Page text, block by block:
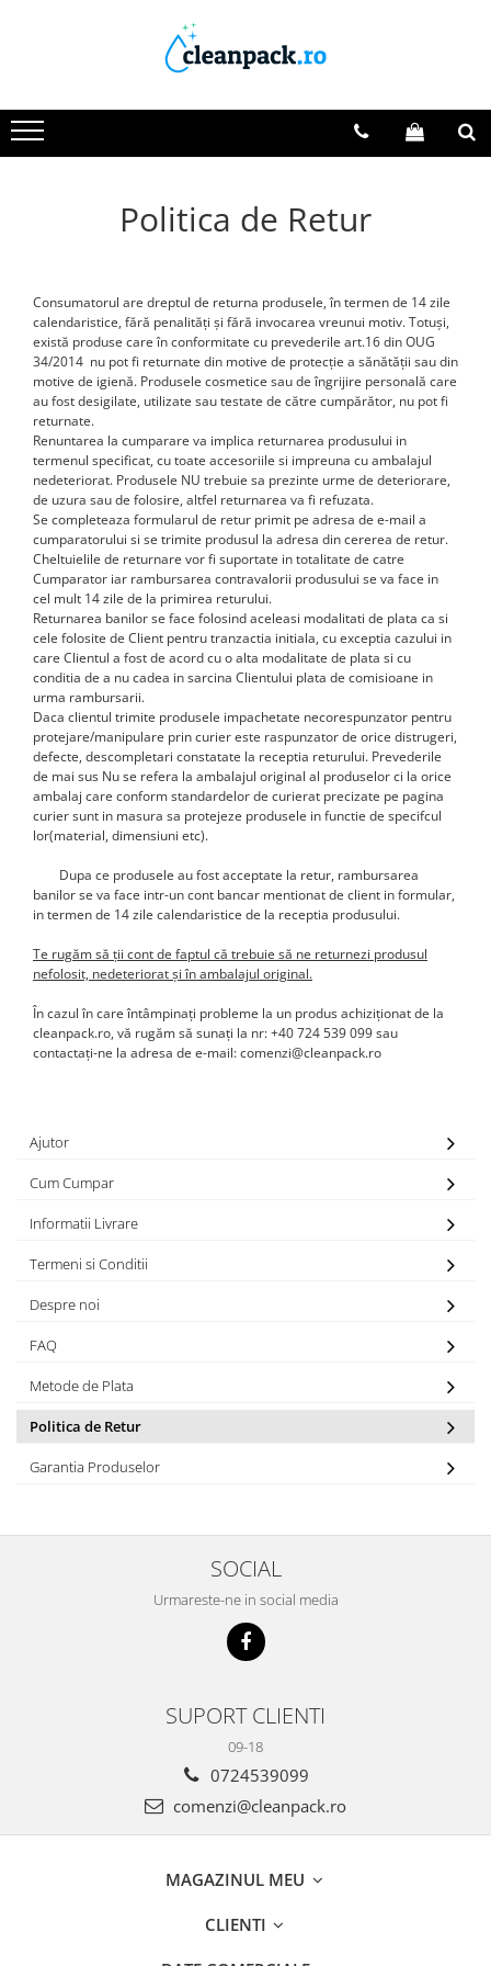
Produse Curățenie & Întreținere
Maști de protecție
Soluții de curățare
Detergenți vase
Pardoseli
Suprafețe
Consumabile
Maturi si farase
Cosuri si pubele de gunoi
Echipamente de unică folosință
Hârtie
Lavete și bureți
Lumanari
Mopuri
Mănuși
Odorizante cameră/auto
Odorizante toaletă
Pahare și accesorii
Saci menajeri
Detergenți și balsam de rufe
Dispensere/dozatoare
Produse Îngrijire Personală
Îngrijire corp
Săpunuri
Scutece & șervețele adulți
Șampon & Balsam
Îngrijire Ten
Cosmetice pentru Buze
Servețele și dischete demachiante
Igienă dentară
Articole pentru copii
Plasturi
Servețele umede
Birotică & Papetărie
Accesorii pentru birou
Agrafe și clipsuri
Calculator birou
Capsatoare & decapsatoare
Lipici
Post-It
Ambalaje cadouri
Baterii și Acumulatori
Hârtie copiator
Instrumente de scris
Organizare și Arhivare
Plicuri
Tipizate
Tuș & more
Cafea
Boabe
Dulciuri
Sare de masă
Zahăr și îndulcitori
Produse de unica folosinta
Folii, hârtie de copt și pungi
alimentare
Paie si paletinePolitica de Retur
Consumatorul are dreptul de returna produsele, în termen de 14 zile
calendaristice, fără penalități și fără invocarea vreunui motiv. Totuși,
există produse care în conformitate cu prevederile art.16 din OUG
34/2014 nu pot fi returnate din motive de protecție a sănătății sau din
motive de igienă. Produsele cosmetice sau de îngrijire personală care
au fost desigilate, utilizate sau testate de către cumpărător, nu pot fi
returnate.
Renuntarea la cumparare va implica returnarea produsului in
termenul specificat, cu toate accesoriile si impreuna cu ambalajul
nedeteriorat. Produsele NU trebuie sa prezinte urme de deteriorare,
de uzura sau de folosire, altfel returnarea va fi refuzata.
Se completeaza formularul de retur primit pe adresa de e-mail a
cumparatorului si se trimite produsul la adresa din cererea de retur.
Cheltuielile de returnare vor fi suportate in totalitate de catre
Cumparator iar rambursarea contravalorii produsului se va face in
cel mult 14 zile de la primirea returului.
Returnarea banilor se face folosind aceleasi modalitati de plata ca si
cele folosite de Client pentru tranzactia initiala, cu exceptia cazului in
care Clientul a fost de acord cu o alta modalitate de plata si cu
conditia de a nu cadea in sarcina Clientului plata de comisioane in
urma rambursarii.
Daca clientul trimite produsele impachetate necorespunzator pentru
protejare/manipulare prin curier este raspunzator de orice distrugeri,
defecte, descompletari constatate la receptia returului. Prevederile
de mai sus Nu se refera la ambalajul original al produselor ci la orice
ambalaj care conform standardelor de curierat precizate pe pagina
curier sunt in masura sa protejeze produsele in functie de specifcul
lor(material, dimensiuni etc).
Dupa ce produsele au fost acceptate la retur, rambursarea
banilor se va face intr-un cont bancar mentionat de client in formular,
in termen de 14 zile calendaristice de la receptia produsului.
Te rugăm să ții cont de faptul că trebuie să ne returnezi produsul
nefolosit, nedeteriorat și în ambalajul original.
În cazul în care întâmpinați probleme la un produs achiziționat de la
cleanpack.ro, vă rugăm să sunați la nr: +40 724 539 099 sau
contactați-ne la adresa de e-mail: comenzi@cleanpack.ro
Ajutor
Cum Cumpar
Informatii Livrare
Termeni si Conditii
Despre noi
FAQ
Metode de Plata
Politica de Retur
Garantia Produselor
SOCIAL
Urmareste-ne in social media
SUPORT CLIENTI
09-18
0724539099
comenzi@cleanpack.ro
MAGAZINUL MEU
CLIENTI